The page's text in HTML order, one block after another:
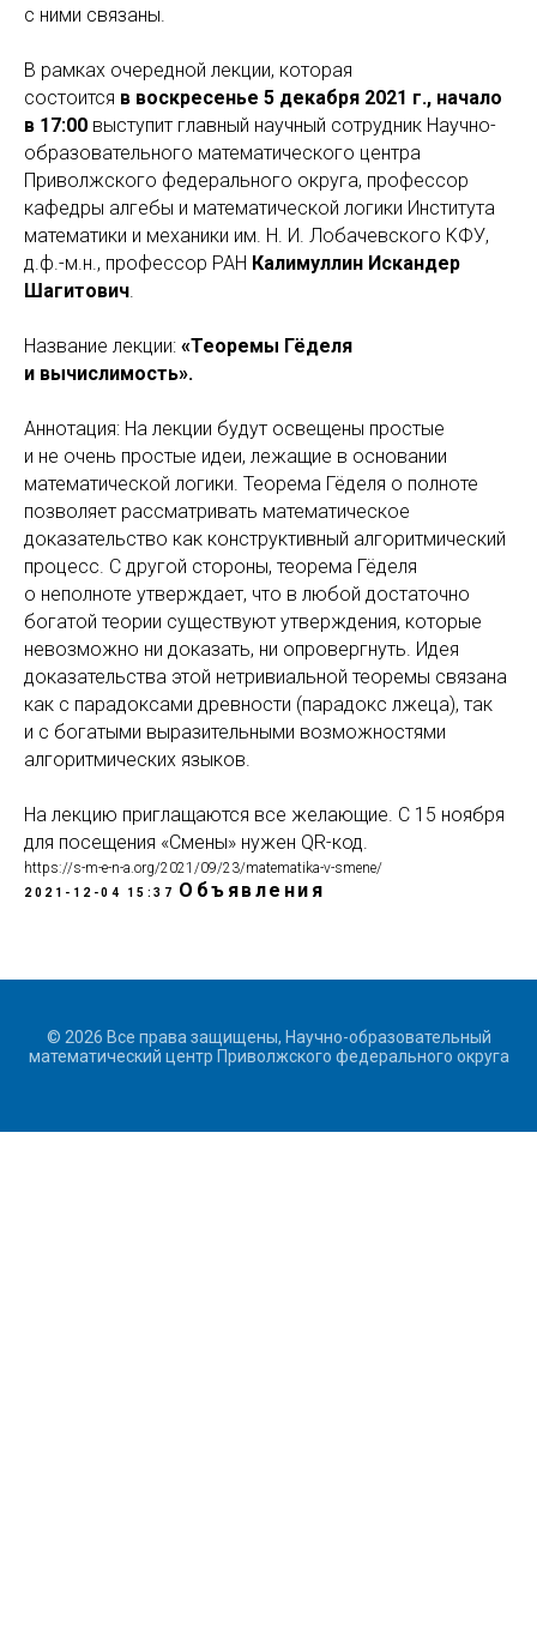
с ними связаны.
В рамках очередной лекции, которая
состоится в воскресенье 5 декабря 2021 г., начало
в 17:00 выступит главный научный сотрудник Научно-
образовательного математического центра
Приволжского федерального округа, профессор
кафедры алгебы и математической логики Института
математики и механики им. Н. И. Лобачевского КФУ,
д.ф.-м.н., профессор РАН Калимуллин Искандер
Шагитович.
Название лекции: «Теоремы Гёделя
и вычислимость».
Аннотация: На лекции будут освещены простые
и не очень простые идеи, лежащие в основании
математической логики. Теорема Гёделя о полноте
позволяет рассматривать математическое
доказательство как конструктивный алгоритмический
процесс. С другой стороны, теорема Гёделя
о неполноте утверждает, что в любой достаточно
богатой теории существуют утверждения, которые
невозможно ни доказать, ни опровергнуть. Идея
доказательства этой нетривиальной теоремы связана
как с парадоксами древности (парадокс лжеца), так
и с богатыми выразительными возможностями
алгоритмических языков.
На лекцию приглащаются все желающие. С 15 ноября
для посещения «Смены» нужен QR-код.
https://s-m-e-n-a.org/2021/09/23/matematika-v-smene/
2021-12-04 15:37 Объявления
© 2026 Все права защищены, Научно-образовательный
математический центр Приволжского федерального округа